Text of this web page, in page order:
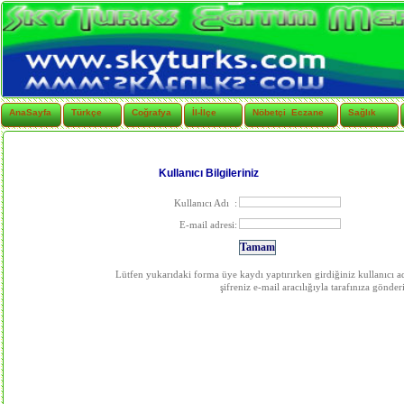
AnaSayfa Türkçe Coğrafya İl-İlçe Nöbetçi Eczane Sağlık
Kullanıcı Bilgileriniz
Kullanıcı Adı
:
E-mail adresi:
Lütfen yukarıdaki forma üye kaydı yaptırırken girdiğiniz kullanıcı
şifreniz e-mail aracılığıyla tarafınıza